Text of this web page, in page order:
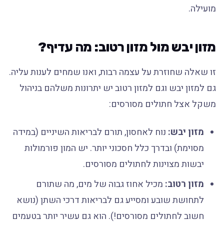
מועילה.
מזון יבש מול מזון רטוב: מה עדיף?
זו שאלה שחוזרת על עצמה רבות, ואנו שמחים לענות עליה.
גם למזון יבש וגם למזון רטוב יש יתרונות משלהם בניהול
משקל אצל חתולים מסורסים:
מזון יבש:נוח לאחסון, תורם לבריאות השיניים (במידה
מסוימת) ובדרך כלל חסכוני יותר. יש המון פורמולות
יבשות מצוינות לחתולים מסורסים.
מזון רטוב:מכיל אחוז גבוה של מים, מה שתורם
לתחושת שובע ומסייע גם לבריאות דרכי השתן (נושא
חשוב לחתולים מסורסים!). הוא גם עשיר יותר בטעמים